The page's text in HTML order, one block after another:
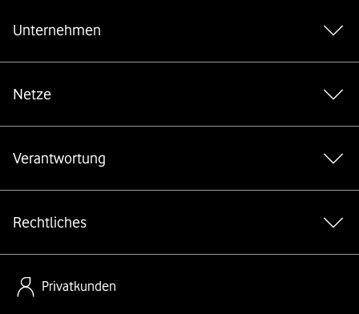
Unternehmen
Netze
Verantwortung
Rechtliches
Privatkunden